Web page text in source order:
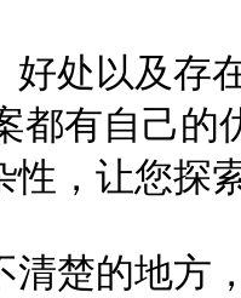
好处以及存
都有自己
性，让您探
清楚的地方